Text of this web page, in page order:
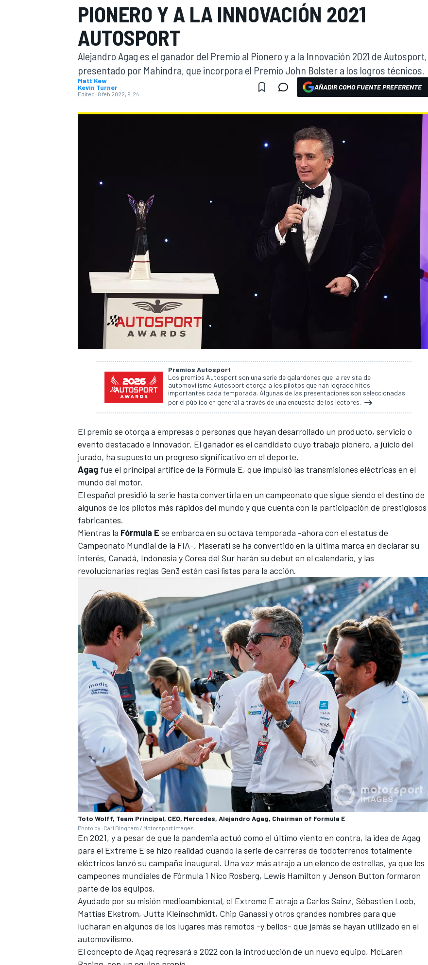
FÓRMULA E MOTO
PIONERO Y A LA INNOVACIÓN 2021
AUTOSPORT
Alejandro Agag es el ganador del Premio al Pionero y a la Innovación 2021 de Autosport,
presentado por Mahindra, que incorpora el Premio John Bolster a los logros técnicos.
Matt Kew
Kevin Turner
Edited: 8 feb 2022, 9:24
AÑADIR COMO FUENTE PREFERENTE
Premios Autosport
Los premios Autosport son una serie de galardones que la revista de
automovilismo Autosport otorga a los pilotos que han logrado hitos
importantes cada temporada. Algunas de las presentaciones son seleccionadas
por el público en general a través de una encuesta de los lectores.
El premio se otorga a empresas o personas que hayan desarrollado un producto, servicio o
evento destacado e innovador. El ganador es el candidato cuyo trabajo pionero, a juicio del
jurado, ha supuesto un progreso significativo en el deporte.
Agag fue el principal artífice de la Fórmula E, que impulsó las transmisiones eléctricas en el
mundo del motor.
El español presidió la serie hasta convertirla en un campeonato que sigue siendo el destino de
algunos de los pilotos más rápidos del mundo y que cuenta con la participación de prestigiosos
fabricantes.
Mientras la Fórmula E se embarca en su octava temporada -ahora con el estatus de
Campeonato Mundial de la FIA-, Maserati se ha convertido en la última marca en declarar su
interés, Canadá, Indonesia y Corea del Sur harán su debut en el calendario, y las
revolucionarias reglas Gen3 están casi listas para la acción.
Toto Wolff, Team Principal, CEO, Mercedes, Alejandro Agag, Chairman of Formula E
Photo by: Carl Bingham / Motorsport Images
En 2021, y a pesar de que la pandemia actuó como el último viento en contra, la idea de Agag
para el Extreme E se hizo realidad cuando la serie de carreras de todoterrenos totalmente
eléctricos lanzó su campaña inaugural. Una vez más atrajo a un elenco de estrellas, ya que los
campeones mundiales de Fórmula 1 Nico Rosberg, Lewis Hamilton y Jenson Button formaron
parte de los equipos.
Ayudado por su misión medioambiental, el Extreme E atrajo a Carlos Sainz, Sébastien Loeb,
Mattias Ekstrom, Jutta Kleinschmidt, Chip Ganassi y otros grandes nombres para que
lucharan en algunos de los lugares más remotos -y bellos- que jamás se hayan utilizado en el
automovilismo.
El concepto de Agag regresará a 2022 con la introducción de un nuevo equipo, McLaren